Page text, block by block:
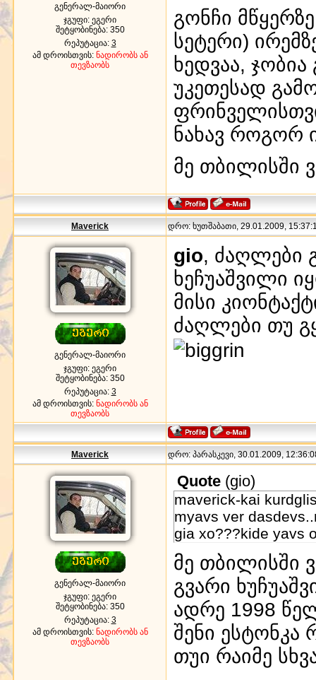
გენერალ-მაიორი
ჯგუფი: ეგერი
შეტყობინება: 350
რეპუტაცია: 3
ამ დროისთვის: ნადირობს ან
თევზაობს
გონჩი
სეტერი)
ხედვაა,
უკეთესად
ნახავ როგორ
მე თბილისში
Maverick დრო: ხუთშაბათი, 29.01.2009,
გენერალ-მაიორი
ჯგუფი: ეგერი
შეტყობინება: 350
რეპუტაცია: 3
ამ დროისთვის: ნადირობს ან
თევზაობს
gio, ძაღლები
ხეჩუაშვილი
მისი
ძაღლები თუ
Maverick დრო: პარასკევი, 30.01.2009,
გენერალ-მაიორი
ჯგუფი: ეგერი
შეტყობინება: 350
რეპუტაცია: 3
ამ დროისთვის: ნადირობს ან
თევზაობს
Quote (gio)
maverick-kai
myavs ver
gia xo???kide yavs
მე თბილისში
გვარი
ადრე 1998
შენი
თუი რაიმე